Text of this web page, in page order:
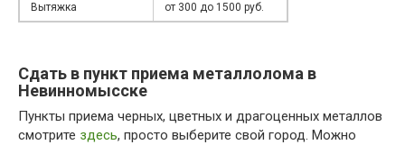
Вытяжка от 300 до 1500 руб.
Сдать в пункт приема металлолома в
Невинномысске
Пункты приема черных, цветных и драгоценных металлов
смотрите здесь, просто выберите свой город. Можно